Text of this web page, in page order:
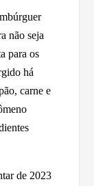
não seja
para os
há
carne e
de 2023